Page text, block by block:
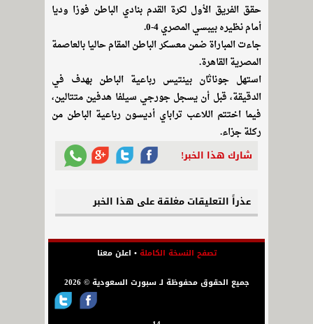
حقق الفريق الأول لكرة القدم بنادي الباطن فوزا وديا
أمام نظيره بيبسي المصري 4-0.
جاءت المباراة ضمن معسكر الباطن المقام حاليا بالعاصمة
المصرية القاهرة.
استهل جوناثان بينتيس رباعية الباطن بهدف في
الدقيقة، قبل أن يسجل جورجي سيلفا هدفين متتالين،
فيما اختتم اللاعب تراباي أديسون رباعية الباطن من
ركلة جزاء.
شارك هذا الخبر!
عذراً التعليقات مغلقة على هذا الخبر
تصفح النسخة الكاملة• اعلن معنا
جميع الحقوق محفوظة لـ سبورت السعودية © 2026